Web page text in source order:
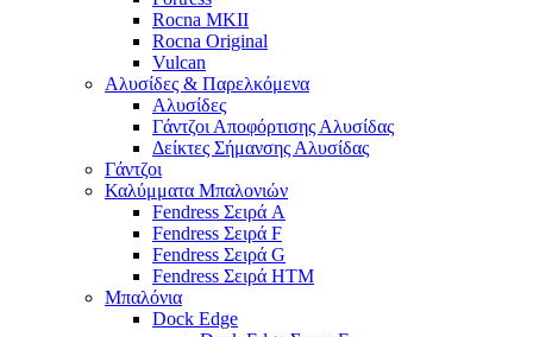
Rocna MKII
Rocna Original
Vulcan
Αλυσίδες & Παρελκόμενα
Αλυσίδες
Γάντζοι Αποφόρτισης Αλυσίδας
Δείκτες Σήμανσης Αλυσίδας
Γάντζοι
Καλύμματα Μπαλονιών
Fendress Σειρά A
Fendress Σειρά F
Fendress Σειρά G
Fendress Σειρά HTM
Μπαλόνια
Dock Edge